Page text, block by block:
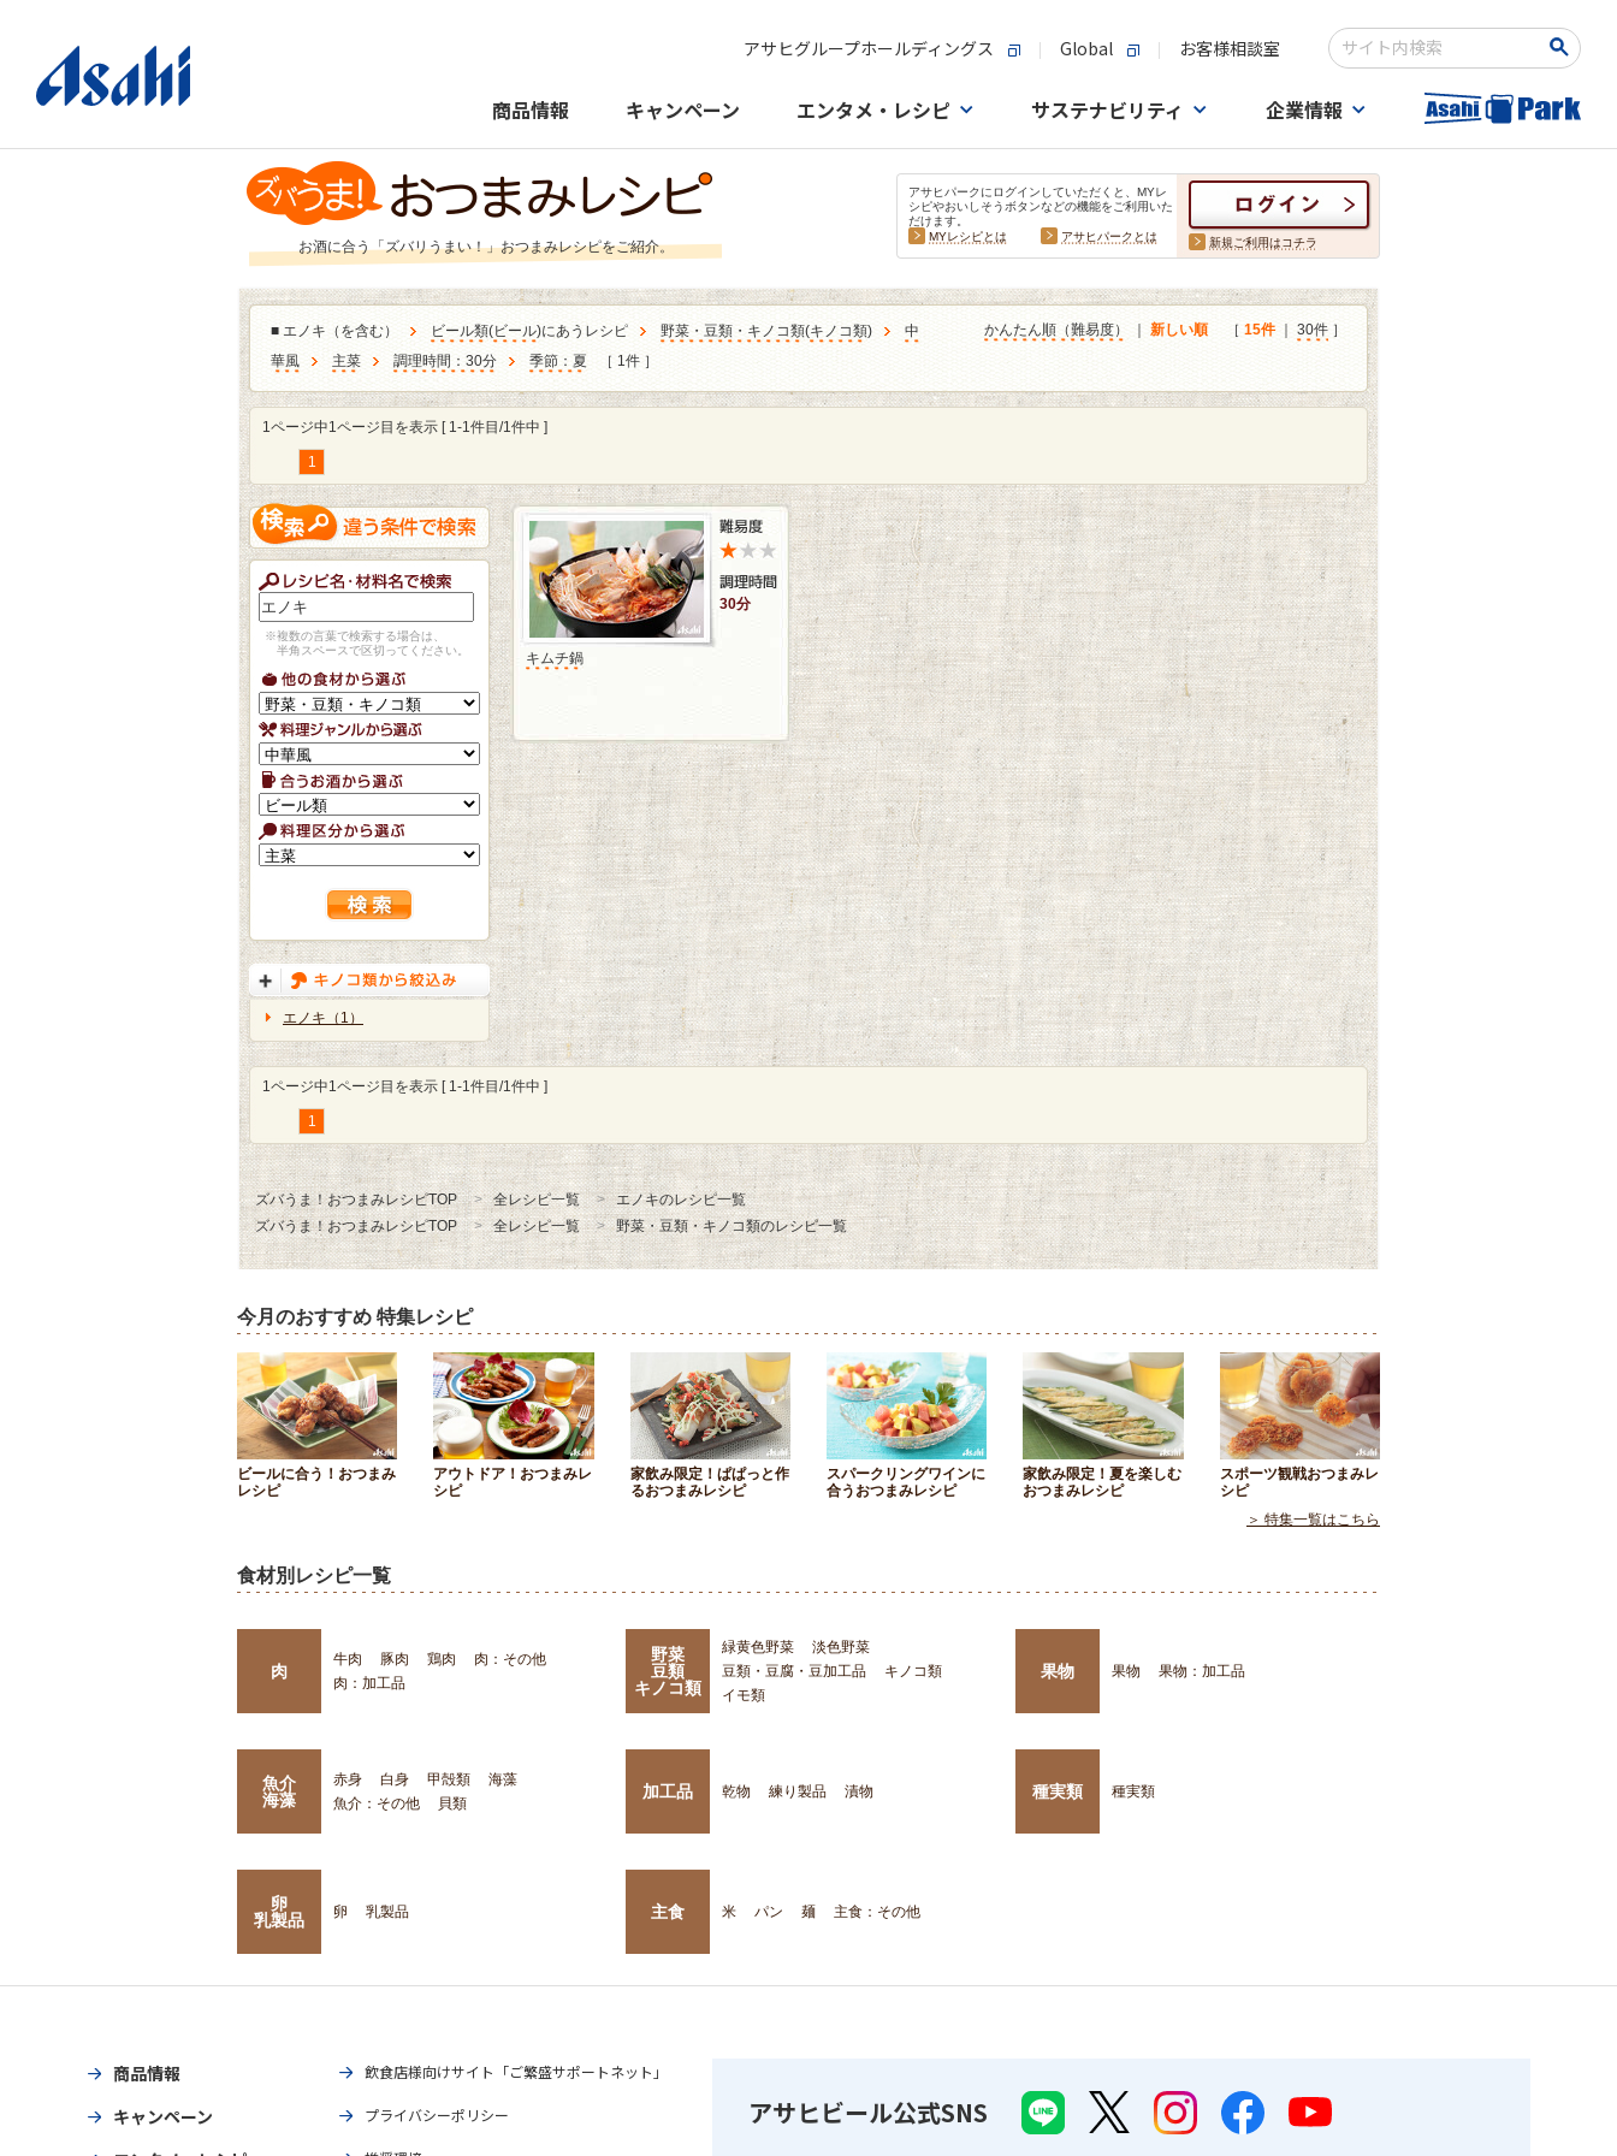
アサヒグループホールディングス Global お客様相談室
検索キーワード入力
商品情報 キャンペーン エンタメ・レシピ サステナビリティ 企業情報
お酒に合う「ズバリうまい！」おつまみレシピをご紹介。
アサヒパークにログインしていただくと、MYレ
シピやおいしそうボタンなどの機能をご利用いた
だけます。
MYレシピとは
アサヒパークとは 新規ご利用はコチラ
■ エノキ（を含む） ビール類(ビール)にあうレシピ 野菜・豆類・キノコ類(キノコ類)
中
華風
主菜 調理時間：30分 季節：夏 ［ 1件 ］
かんたん順（難易度） 新しい順 ［ 15件｜ 30件 ］
1ページ中1ページ目を表示 [ 1-1件目/1件中 ]
1
※複数の言葉で検索する場合は、
半角スペースで区切ってください。
エノキ（1）
30分
キムチ鍋
1ページ中1ページ目を表示 [ 1-1件目/1件中 ]
1
ズバうま！おつまみレシピTOP 全レシピ一覧
エノキのレシピ一覧
ズバうま！おつまみレシピTOP
全レシピ一覧 野菜・豆類・キノコ類のレシピ一覧
今月のおすすめ 特集レシピ
ビールに合う！おつまみ
レシピ
アウトドア！おつまみレ
シピ
家飲み限定！ぱぱっと作
るおつまみレシピ
スパークリングワインに
合うおつまみレシピ
家飲み限定！夏を楽しむ
おつまみレシピ
スポーツ観戦おつまみレ
シピ
＞ 特集一覧はこちら
食材別レシピ一覧
肉
牛肉 豚肉 鶏肉
肉：その他
肉：加工品
野菜
豆類
キノコ類
緑黄色野菜
淡色野菜
豆類・豆腐・豆加工品
キノコ類
イモ類
果物 果物 果物：加工品
魚介
海藻
赤身 白身 甲殻類
海藻
魚介：その他
貝類
加工品 乾物 練り製品 漬物 種実類 種実類
卵
乳製品
卵 乳製品 主食 米 パン 麺 主食：その他
商品情報
キャンペーン
飲食店様向けサイト「ご繁盛サポートネット」
プライバシーポリシー アサヒビール公式SNS